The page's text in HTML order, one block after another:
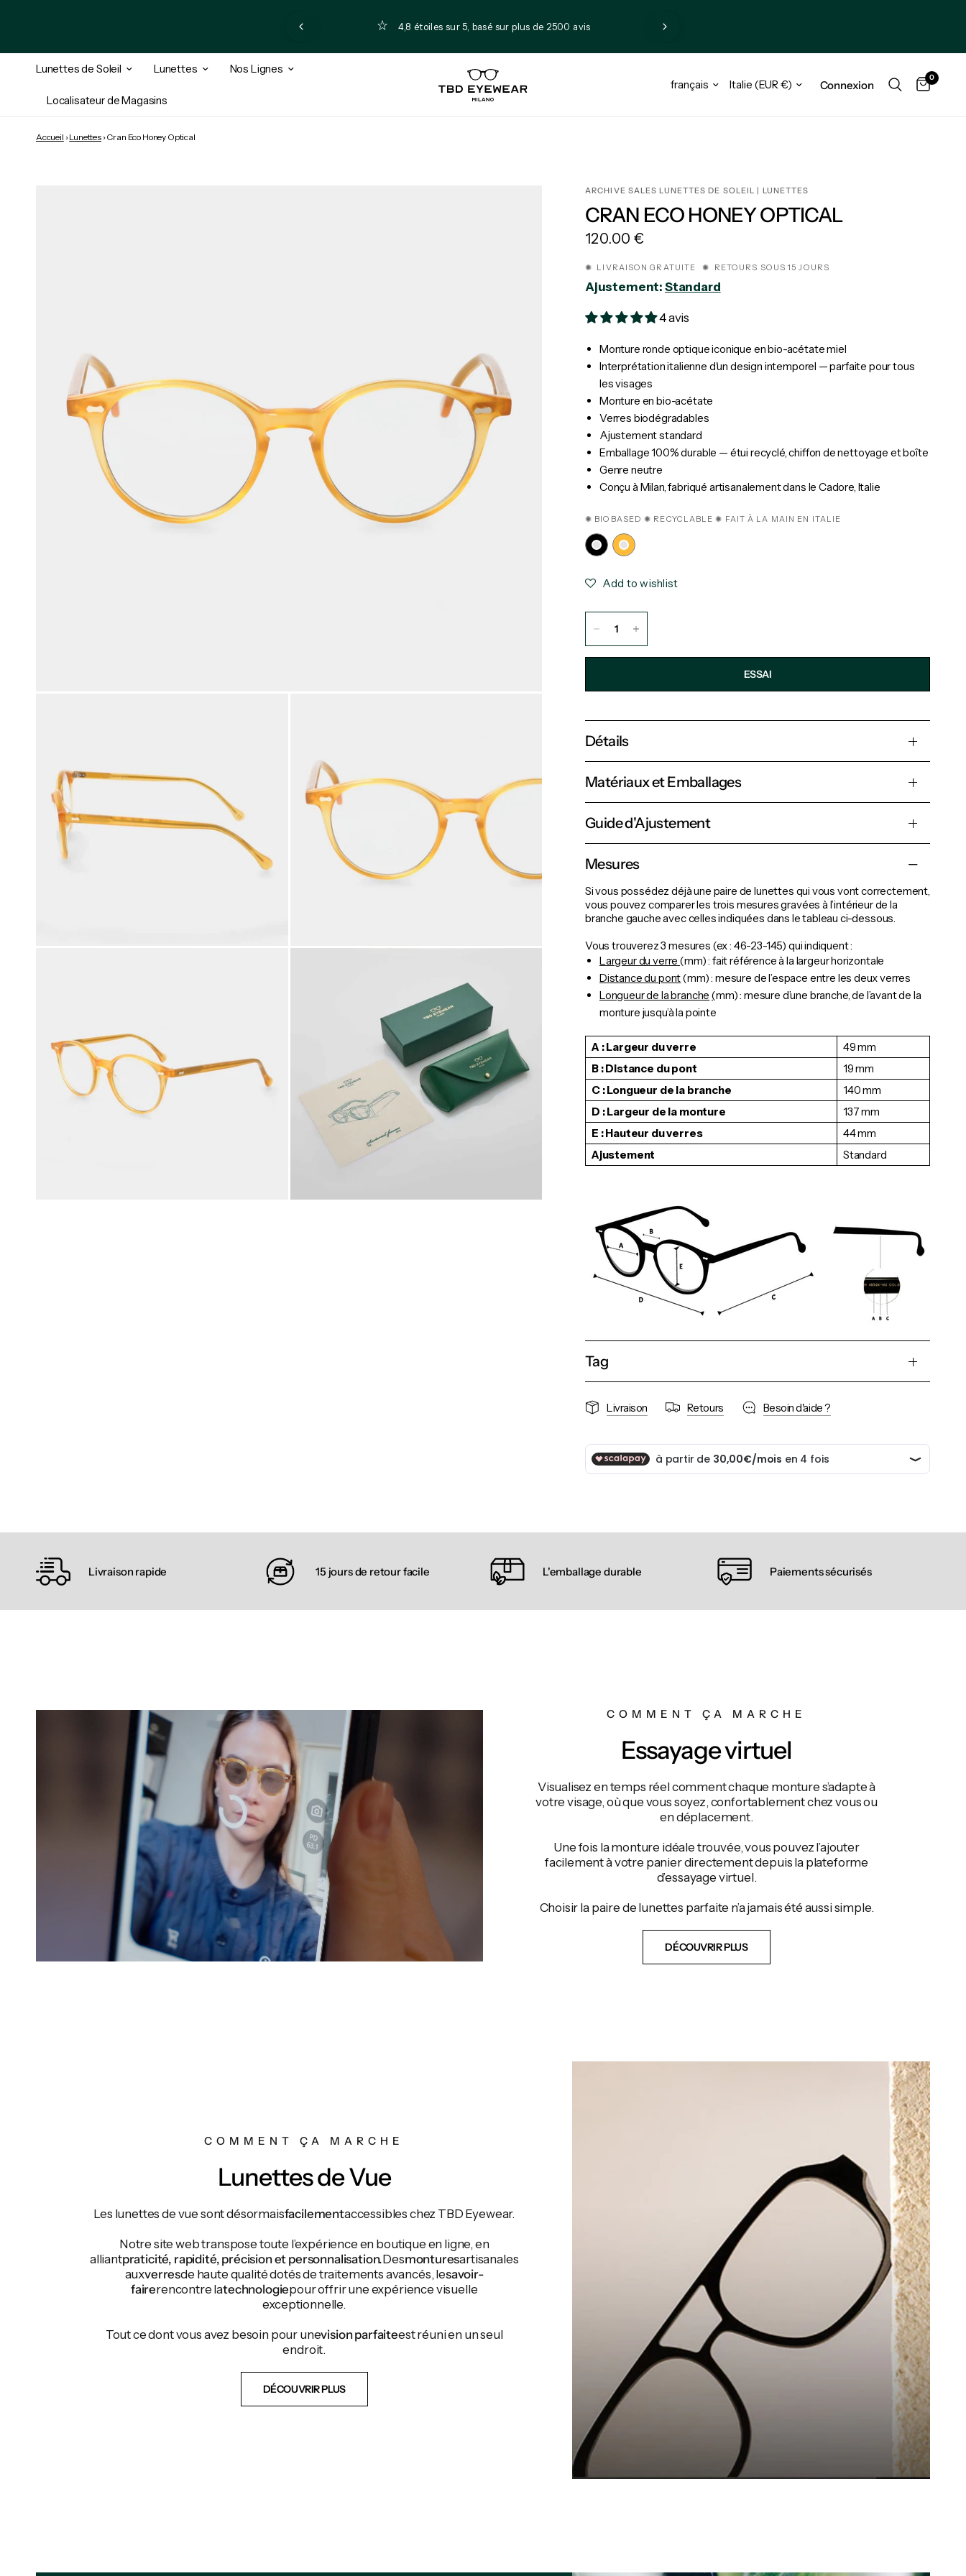
4,8 étoiles sur 5, basé sur plus de 2500 avis
Lunettes de Soleil Lunettes Nos Lignes
Localisateur de Magasins
Connexion
0
Accueil › Lunettes› Cran Eco Honey Optical
ARCHIVE SALES LUNETTES DE SOLEIL | LUNETTES
CRAN ECO HONEY OPTICAL
120.00 €
✺ LIVRAISON GRATUITE ✺ RETOURS SOUS 15 JOURS
Ajustement: Standard
4 avis
Monture ronde optique iconique en bio-acétate miel
Interprétation italienne d'un design intemporel — parfaite pour tous
les visages
Monture en bio-acétate
Verres biodégradables
Ajustement standard
Emballage 100% durable — étui recyclé, chiffon de nettoyage et boîte
Genre neutre
Conçu à Milan, fabriqué artisanalement dans le Cadore, Italie
✺ BIOBASED ✺ RECYCLABLE ✺ FAIT À LA MAIN EN ITALIE
Add to wishlist
ESSAI
Détails
Matériaux et Emballages
Guide d'Ajustement
Mesures
Si vous possédez déjà une paire de lunettes qui vous vont correctement,
vous pouvez comparer les trois mesures gravées à l’intérieur de la
branche gauche avec celles indiquées dans le tableau ci-dessous.
Vous trouverez 3 mesures (ex : 46-23-145) qui indiquent :
Largeur du verre(mm) : fait référence à la largeur horizontale
Distance du pont(mm) : mesure de l’espace entre les deux verres
Longueur de la branche (mm) : mesure d’une branche, de l’avant de la
monture jusqu’à la pointe
A : Largeur du verre
49 mm
B : Distance du pont
19 mm
C : Longueur de la branche
140 mm
D : Largeur de la monture
137 mm
E : Hauteur du verres
44 mm
Ajustement
Standard
Tag
Livraison Retours Besoin d'aide ?
Livraison rapide 15 jours de retour facile L'emballage durable Paiements sécurisés
COMMENT ÇA MARCHE
Essayage virtuel
Visualisez en temps réel comment chaque monture s’adapte à
votre visage, où que vous soyez, confortablement chez vous ou
en déplacement.
Une fois la monture idéale trouvée, vous pouvez l’ajouter
facilement à votre panier directement depuis la plateforme
d’essayage virtuel.
Choisir la paire de lunettes parfaite n’a jamais été aussi simple.
DÉCOUVRIR PLUS
COMMENT ÇA MARCHE
Lunettes de Vue
Les lunettes de vue sont désormaisfacilementaccessibles chez TBD Eyewear.
Notre site web transpose toute l’expérience en boutique en ligne, en
alliantpraticité, rapidité, précision et personnalisation.Desmonturesartisanales
auxverresde haute qualité dotés de traitements avancés, lesavoir-
fairerencontre latechnologiepour offrir une expérience visuelle
exceptionnelle.
Tout ce dont vous avez besoin pour unevision parfaiteest réuni en un seul
endroit.
DÉCOUVRIR PLUS